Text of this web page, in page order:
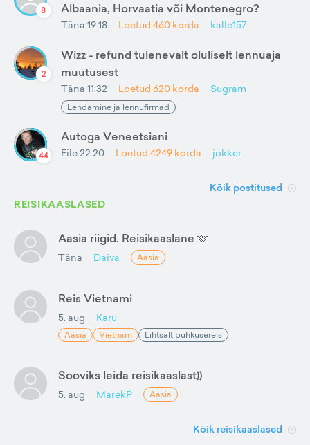
8
Albaania, Horvaatia või Montenegro?
Täna 19:18 Loetud 460 korda kalle157
2
Wizz - refund tulenevalt oluliselt lennuaja
muutusest
Täna 11:32 Loetud 620 korda Sugram
Lendamine ja lennufirmad
44
Autoga Veneetsiani
Eile 22:20 Loetud 4249 korda jokker
Kõik postitused
REISIKAASLASED
Aasia riigid. Reisikaaslane 🫶
Täna Daiva Aasia
Reis Vietnami
5. aug Karu
Aasia Vietnam Lihtsalt puhkusereis
Sooviks leida reisikaaslast))
5. aug MarekP Aasia
Kõik reisikaaslased